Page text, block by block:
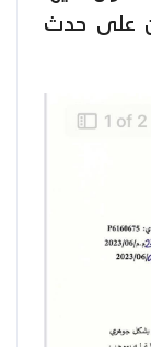
على حدث